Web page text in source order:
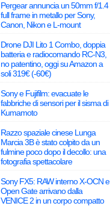
Pergear annuncia un 50mm f/1.4
full frame in metallo per Sony,
Canon, Nikon e L-mount
Drone DJI Lito 1 Combo, doppia
batteria e radiocomando RC-N3,
no patentino, oggi su Amazon a
soli 319€ (-60€)
Sony e Fujifilm: evacuate le
fabbriche di sensori per il sisma di
Kumamoto
Razzo spaziale cinese Lunga
Marcia 3B è stato colpito da un
fulmine poco dopo il decollo: una
fotografia spettacolare
Sony FX5: RAW interno X-OCN e
Open Gate arrivano dalla
VENICE 2 in un corpo compatto